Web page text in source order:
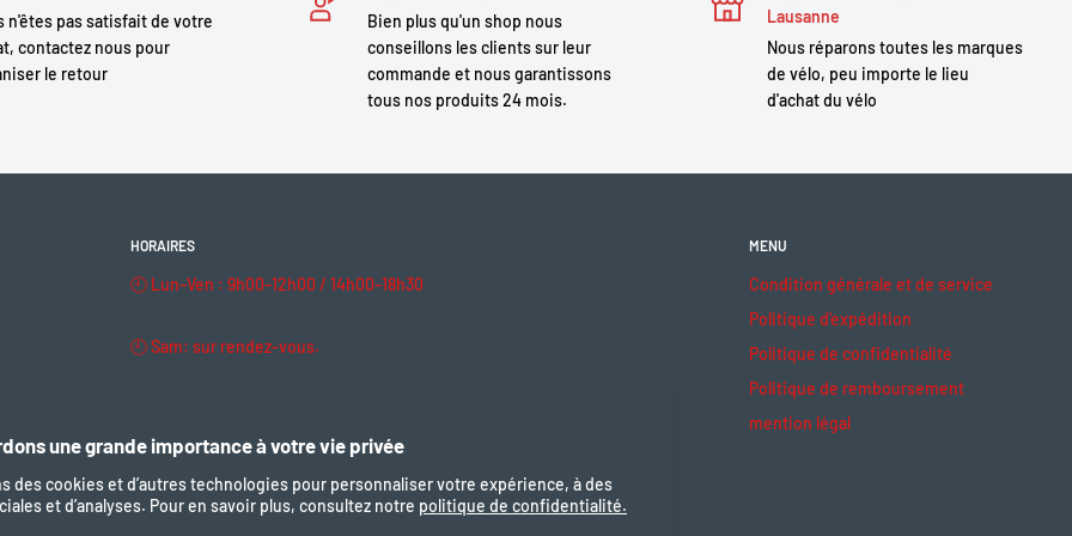
une grande importance à votre vie privée
des cookies et d’autres technologies pour personnaliser votre expérience, à des
et d’analyses. Pour en savoir plus, consultez notre politique de confidentialité.
et usage
n'êtes pas satisfait de votre
contactez nous pour
le retour
Bien plus qu'un shop nous
conseillons les clients sur leur
commande et nous garantissons
tous nos produits 24 mois.
Lausanne
Nous réparons toutes les marques
de vélo, peu importe le lieu
d'achat du vélo
HORAIRES
🕘 Lun–Ven : 9h00–12h00 / 14h00–18h30
🕘 Sam: sur rendez-vous.
MENU
Condition générale et de service
Politique d'expédition
Politique de confidentialité
Politique de remboursement
mention légal